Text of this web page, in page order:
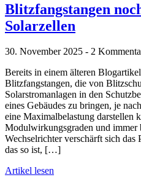
Blitzfangstangen
Solarzellen
30. November 2025 - 2
Bereits in einem älteren
Blitzfangstangen, die von
Solarstromanlagen in den
eines Gebäudes zu bringen, je
eine Maximalbelastung darstellen
Modulwirkungsgraden und immer
Wechselrichter verschärft sich
das so ist, […]
Artikel lesen